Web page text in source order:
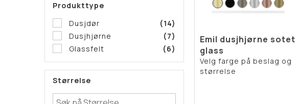
Produkttype
Dusjdør
(14)
Dusjhjørne
(7)
Glassfelt
(6)
Størrelse
Emil dusjhjørne sotet
glass
Velg farge på beslag og
størrelse